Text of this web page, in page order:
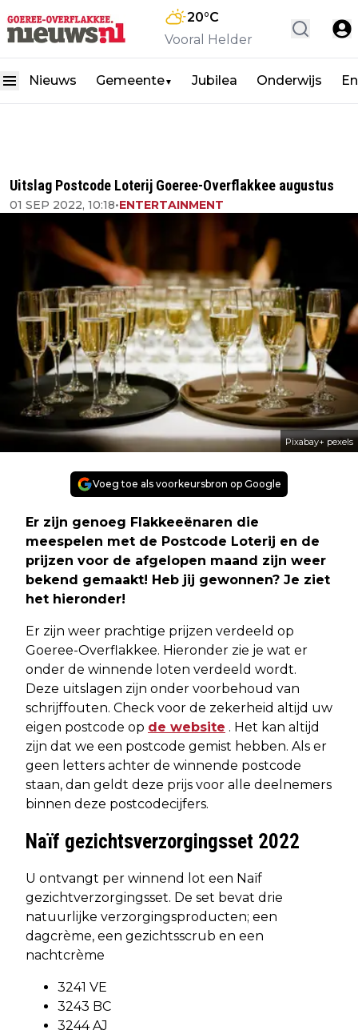
20°C
Vooral Helder
Nieuws Gemeente▼ Jubilea Onderwijs
Uitslag Postcode Loterij Goeree-Overflakkee augustus
01 SEP 2022, 10:18•ENTERTAINMENT
Pixabay+ pexels
Voeg toe als voorkeursbron op Google
Er zijn genoeg Flakkeeënaren die
meespelen met de Postcode Loterij en de
prijzen voor de afgelopen maand zijn weer
bekend gemaakt! Heb jij gewonnen? Je ziet
het hieronder!
Er zijn weer prachtige prijzen verdeeld op
Goeree-Overflakkee. Hieronder zie je wat er
onder de winnende loten verdeeld wordt.
Deze uitslagen zijn onder voorbehoud van
schrijffouten. Check voor de zekerheid altijd uw
eigen postcode op de website . Het kan altijd
zijn dat we een postcode gemist hebben. Als er
geen letters achter de winnende postcode
staan, dan geldt deze prijs voor alle deelnemers
binnen deze postcodecijfers.
Naïf gezichtsverzorgingsset 2022
U ontvangt per winnend lot een Naïf
gezichtverzorgingsset. De set bevat drie
natuurlijke verzorgingsproducten; een
dagcrème, een gezichtsscrub en een
nachtcrème
3241 VE
3243 BC
3244 AJ